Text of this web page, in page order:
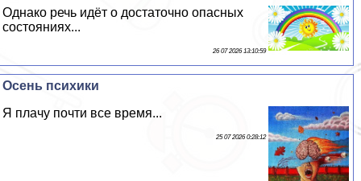
Однако речь идёт о достаточно опасных
состояниях...
26 07 2026 13:10:59
Осень психики
Я плачу почти все время...
25 07 2026 0:28:12